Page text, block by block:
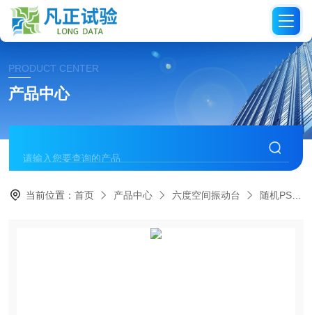
PRODUCT CENTER
产品中心
当前位置：首页 产品中心 六度空间振动台 随机PSD振动